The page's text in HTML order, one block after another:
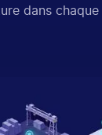
dans